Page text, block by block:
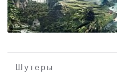
Обряд посвящения
Шутеры